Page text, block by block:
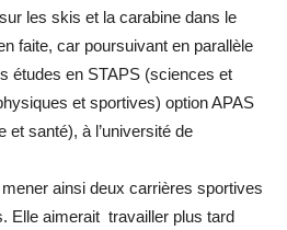
les skis et la carabine dans le
faite, car poursuivant en parallèle
études en STAPS (sciences et
et sportives) option APAS
et santé), à l’université de
ainsi deux carrières sportives
Elle aimerait travailler plus tard